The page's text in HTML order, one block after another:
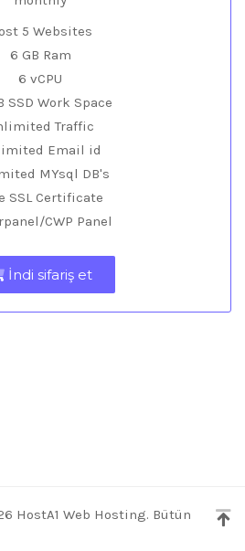
5 Websites
6 GB Ram
6 vCPU
SSD Work Space
Traffic
Email id
MYsql DB's
SSL Certificate
CWP Panel
İndi sifariş et
HostA1 Web Hosting. Bütün